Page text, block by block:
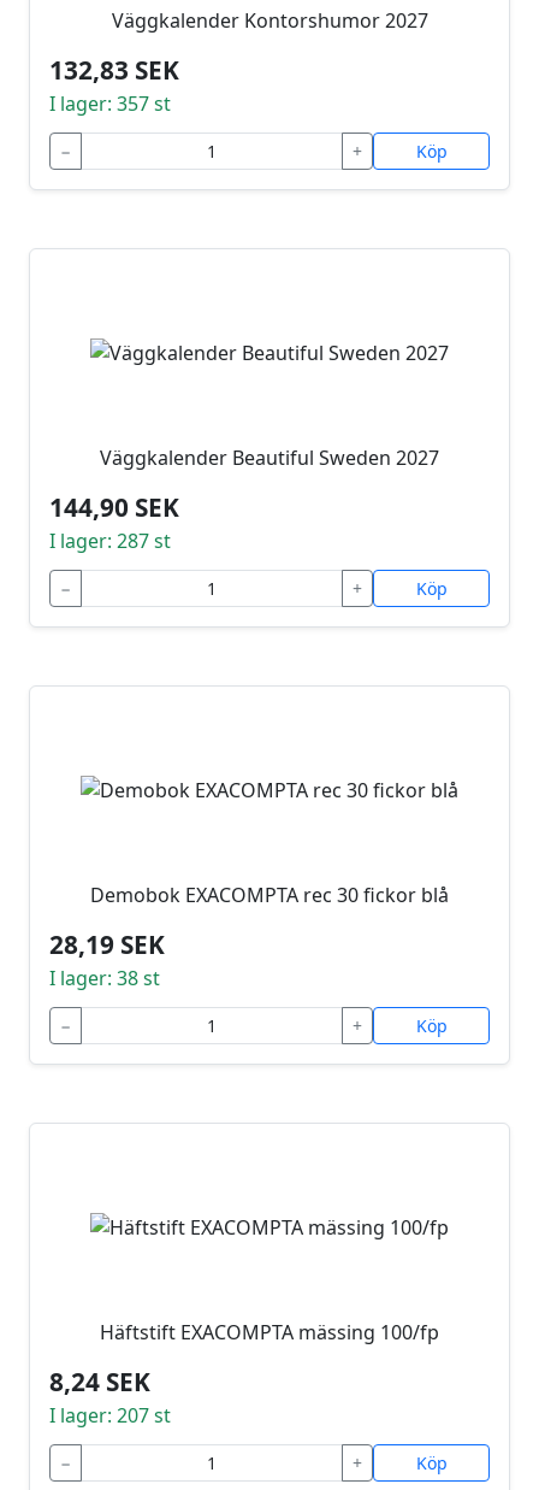
Väggkalender Kontorshumor 2027
132,83 SEK
I lager: 357 st
− + Köp
Väggkalender Beautiful Sweden 2027
144,90 SEK
I lager: 287 st
− + Köp
Demobok EXACOMPTA rec 30 fickor blå
28,19 SEK
I lager: 38 st
− + Köp
Häftstift EXACOMPTA mässing 100/fp
8,24 SEK
I lager: 207 st
− + Köp